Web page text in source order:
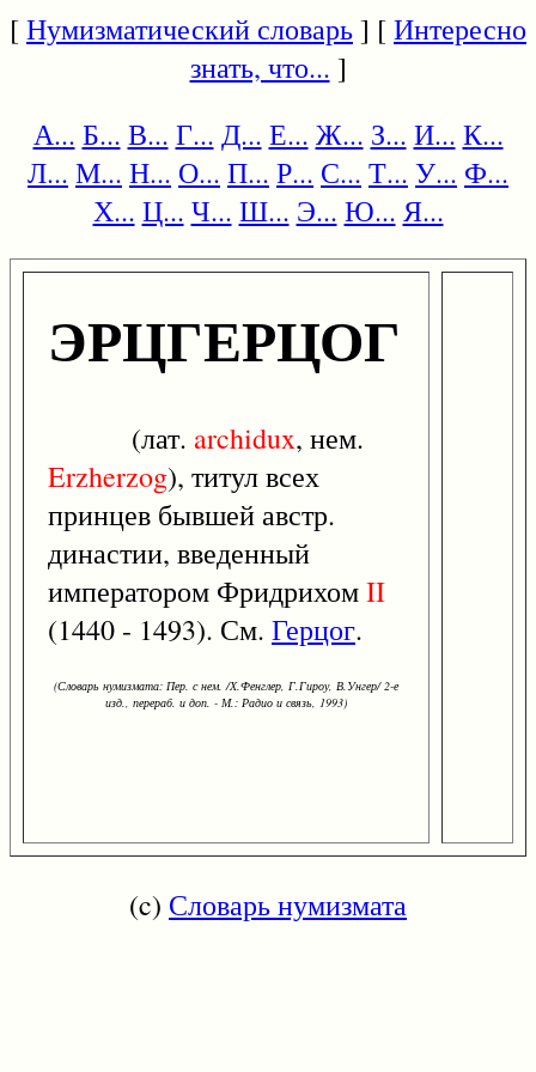
[Нумизматический словарь] [Интересно
знать, что... ]
А... Б... В... Г... Д... Е... Ж... З... И... К...
Л... М... Н... О... П... Р... С... Т... У... Ф...
Х... Ц... Ч... Ш... Э... Ю... Я...
ЭРЦГЕРЦОГ
(лат. archidux, нем.
Erzherzog), титул всех
принцев бывшей австр.
династии, введенный
императором ФридрихомII
(1440 - 1493). См. Герцог.
(Словарь нумизмата: Пер. с нем. /Х.Фенглер, Г.Гироу, В.Унгер/ 2-е
изд., перераб. и доп. - М.: Радио и связь, 1993)
(c) Словарь нумизмата